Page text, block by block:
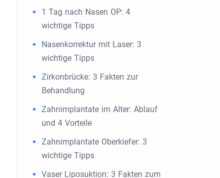
1 Tag nach Nasen OP: 4
wichtige Tipps
Nasenkorrektur mit Laser: 3
wichtige Tipps
Zirkonbrücke: 3 Fakten zur
Behandlung
Zahnimplantate im Alter: Ablauf
und 4 Vorteile
Zahnimplantate Oberkiefer: 3
wichtige Tipps
Vaser Liposuktion: 3 Fakten zum